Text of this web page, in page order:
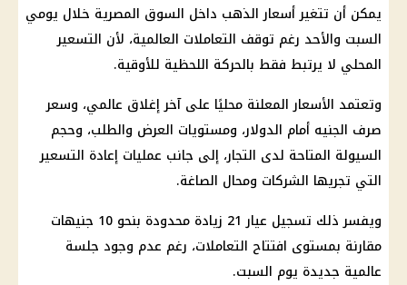
يمكن أن تتغير أسعار الذهب داخل السوق المصرية خلال يومي
السبت والأحد رغم توقف التعاملات العالمية، لأن التسعير
المحلي لا يرتبط فقط بالحركة اللحظية للأوقية.
وتعتمد الأسعار المعلنة محليًا على آخر إغلاق عالمي، وسعر
صرف الجنيه أمام الدولار، ومستويات العرض والطلب، وحجم
السيولة المتاحة لدى التجار، إلى جانب عمليات إعادة التسعير
التي تجريها الشركات ومحال الصاغة.
ويفسر ذلك تسجيل عيار 21 زيادة محدودة بنحو 10 جنيهات
مقارنة بمستوى افتتاح التعاملات، رغم عدم وجود جلسة
عالمية جديدة يوم السبت.